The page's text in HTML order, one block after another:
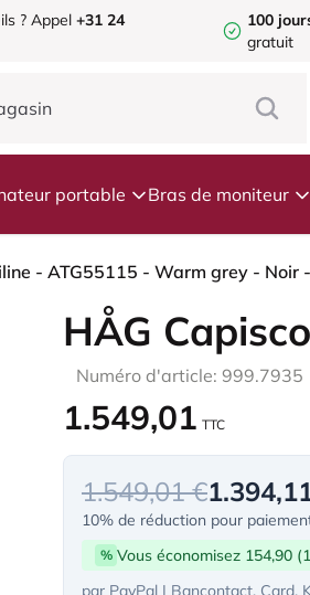
? Appel+31 24
100
gratuit
portable Bras de moniteur
HÅG
Numéro d'article: 999.7935
1.549,01 TTC
1.549,01 €
10% de réduction pour
% Vous économisez 154,90
par PayPal | Bancontact, Card,